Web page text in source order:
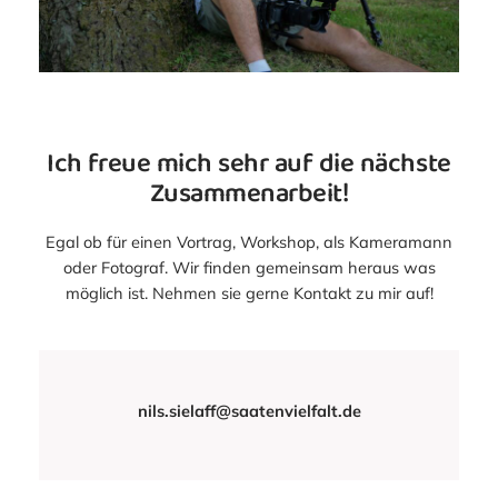
Ich freue mich sehr auf die nächste
Zusammenarbeit!
Egal ob für einen Vortrag, Workshop, als Kameramann
oder Fotograf. Wir finden gemeinsam heraus was
möglich ist. Nehmen sie gerne Kontakt zu mir auf!
nils.sielaff@saatenvielfalt.de